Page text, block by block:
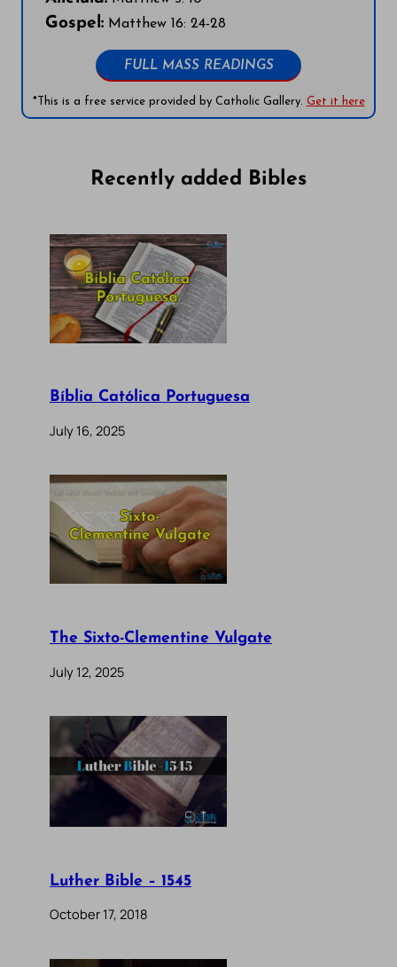
Gospel: Matthew 16: 24-28
FULL MASS READINGS
*This is a free service provided by Catholic Gallery. Get it here
Recently added Bibles
Bíblia Católica Portuguesa
July 16, 2025
The Sixto-Clementine Vulgate
July 12, 2025
Luther Bible – 1545
October 17, 2018